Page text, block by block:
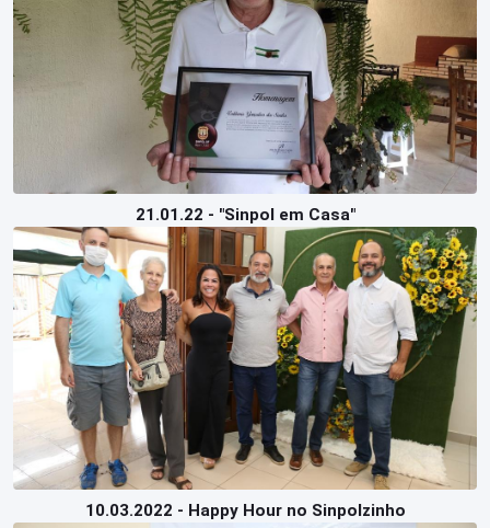
21.01.22 - "Sinpol em Casa"
10.03.2022 - Happy Hour no Sinpolzinho